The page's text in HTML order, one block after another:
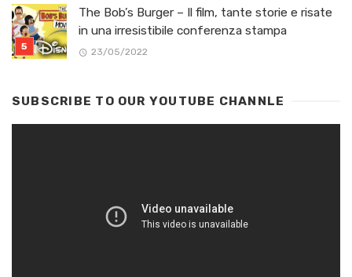
The Bob’s Burger – Il film, tante storie e risate
in una irresistibile conferenza stampa
23/05/2022
SUBSCRIBE TO OUR YOUTUBE CHANNLE